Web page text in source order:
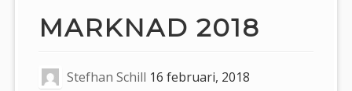
MARKNAD 2018
Stefhan Schill 16 februari, 2018